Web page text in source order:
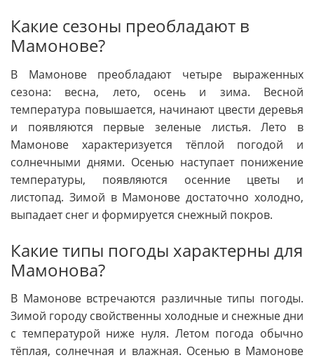
Какие сезоны преобладают в
Мамонове?
В Мамонове преобладают четыре выраженных
сезона: весна, лето, осень и зима. Весной
температура повышается, начинают цвести деревья
и появляются первые зеленые листья. Лето в
Мамонове характеризуется тёплой погодой и
солнечными днями. Осенью наступает понижение
температуры, появляются осенние цветы и
листопад. Зимой в Мамонове достаточно холодно,
выпадает снег и формируется снежный покров.
Какие типы погоды характерны для
Мамонова?
В Мамонове встречаются различные типы погоды.
Зимой городу свойственны холодные и снежные дни
с температурой ниже нуля. Летом погода обычно
тёплая, солнечная и влажная. Осенью в Мамонове